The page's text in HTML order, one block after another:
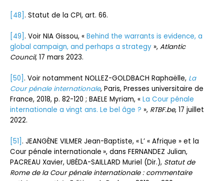
[48] . Statut de la CPI, art. 66.
[49] . Voir NIA Gissou, « Behind the warrants is evidence, a
global campaign, and perhaps a strategy », Atlantic
Council, 17 mars 2023.
[50] . Voir notamment NOLLEZ-GOLDBACH Raphaëlle, La
Cour pénale internationale, Paris, Presses universitaire de
France, 2018, p. 82-120 ; BAELE Myriam, « La Cour pénale
internationale a vingt ans. Le bel âge ? », RTBF.be, 17 juillet
2022.
[51] . JEANGÈNE VILMER Jean-Baptiste, « L’ « Afrique » et la
Cour pénale internationale », dans FERNANDEZ Julian,
PACREAU Xavier, UBÉDA-SAILLARD Muriel (Dir.), Statut de
Rome de la Cour pénale internationale : commentaire